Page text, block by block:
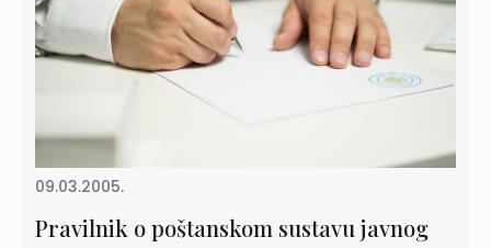
09.03.2005.
Pravilnik o poštanskom sustavu javnog